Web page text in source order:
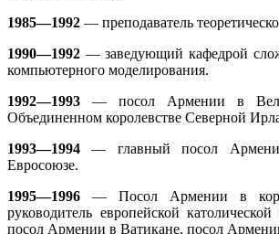
1985—1992 — преподаватель
1990—1992 — заведующий кафедрой
компьютерного моделирования.
1992—1993 — посол Армении в
Объединенном королевстве Северной
1993—1994 — главный посол
Евросоюзе.
1995—1996 — Посол Армении в
руководитель европейской
посол Армении в Ватикане, посол